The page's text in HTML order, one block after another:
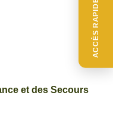
ACCÈS RAPIDE
et des Secours